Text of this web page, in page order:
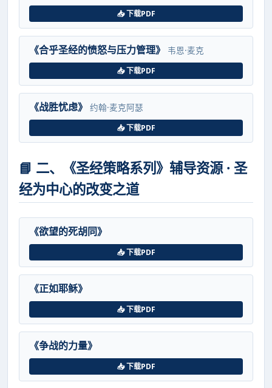
📥 下载PDF
《合乎圣经的愤怒与压力管理》 韦恩·麦克
📥 下载PDF
《战胜忧虑》 约翰·麦克阿瑟
📥 下载PDF
📘 二、《圣经策略系列》辅导资源 · 圣
经为中心的改变之道
《欲望的死胡同》
📥 下载PDF
《正如耶稣》
📥 下载PDF
《争战的力量》
📥 下载PDF